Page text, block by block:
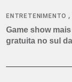
ENTRETENIMENTO ,
Game show
gratuita no sul